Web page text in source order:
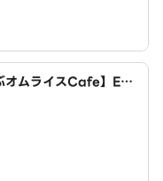
オムライスCafe】Egg